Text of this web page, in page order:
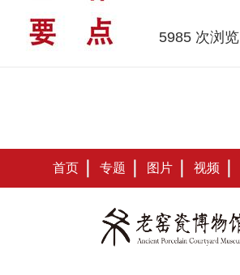
5985 次浏览
首页 专题 图片 视频